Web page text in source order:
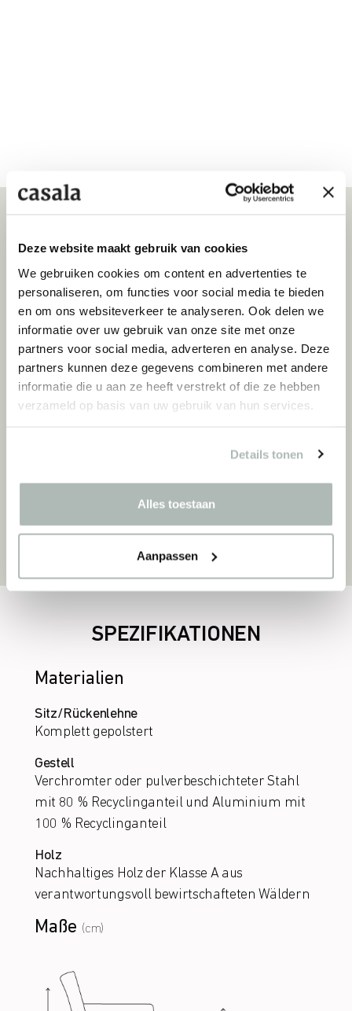
Deze website maakt gebruik van cookies
We gebruiken cookies om content en advertenties te
personaliseren, om functies voor social media te bieden
en om ons websiteverkeer te analyseren. Ook delen we
informatie over uw gebruik van onze site met onze
partners voor social media, adverteren en analyse. Deze
partners kunnen deze gegevens combineren met andere
informatie die u aan ze heeft verstrekt of die ze hebben
verzameld op basis van uw gebruik van hun services.
Details tonen
Alles toestaan
Aanpassen
KRESSEL + SCHELLE
Jonas Kressel (1961) und Ivo Schelle (1962)
haben alle bedeutenden
Designauszeichnungen erhalten, darunter
den Red Dot Award und den iF Design
Award sowie den NeoCon Award in Chicago
für den Feniks-Stuhl. Seit der Gründung
ihres Studios im Jahr 1992 arbeiten sie für
perfekt ausbalancieren. Ihre Arbeit
umfasst Sitzmöbel, Möbel und Leuchten
und zeichnet sich stets durch höchste
Innovation aus.
SPEZIFIKATIONEN
Materialien
Sitz/Rückenlehne
Komplett gepolstert
Gestell
Verchromter oder pulverbeschichteter Stahl
mit 80 % Recyclinganteil und Aluminium mit
100 % Recyclinganteil
Holz
Nachhaltiges Holz der Klasse A aus
verantwortungsvoll bewirtschafteten Wäldern
Maße (cm)